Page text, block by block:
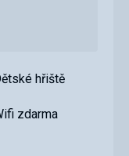
hřiště
zdarma